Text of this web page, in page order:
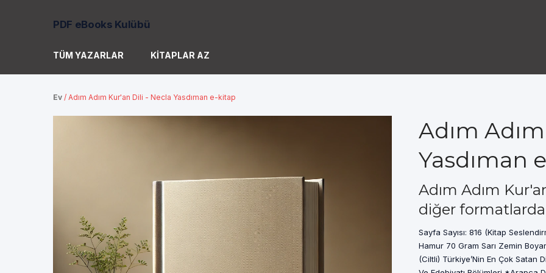
PDF eBooks Kulübü
TÜM YAZARLAR KITAPLAR AZ
Ev / Adım Adım Kur'an Dili - Necla Yasdıman e-kitap
Adım
Yasdıman
Adım Adım
diğer
Sayfa Sayısı: 816 (Kitap Seslendirme Cd'Si Yanında Hediye Gelmektedir. ) Kağıt Tipi: 1. Hamur 70 Gram Sarı Zemin Boyama Cilt Tipi: Lüks Mukava Üzerine Sıvama Kapak Dikişli (Ciltli) Türkiye’Nin En Çok Satan Dil Kitabı *İlahiyat Fakülteleri *İmam Hatip Liseleri *Arap Dili Ve Edebiyatı Bölümleri *Arapça Dil Kursları *Ev Grupları Ve Kendi Kendine Arapça Öğrenmek İsteyenler İçin Önemli Kaynak Arapça’Yı Adım Adım Sıfırdan Ele Alıp En İleri Gramer Kaidelerini De İçeren Bu Eser, Bol Cümle Örnekleriyle Konuların Tamamen Kavranmasını Sağlar. Ayrıca 130’E Yakın Ayet-İ Kerimeyi Tahlil Eder. Böylece, Kendi Kendinize Kur’An’In Manasını Ve Hadisleri Anlayabilirsiniz. Arapça Telafuzunuzu Düzeltebilirsiniz, Arapça Konuşan İnsanlarla Konuşabilirsiniz, Arapça Kitap Ve Dergileri Okuyabilirsiniz, Televizyon Radyo Konuşmalarını Anlayacak Hale Gelebilirsiniz. Yrd. Doç. Dr. Necla Yasdıman Hoca Tarafından Hazırlanan Bu Eser De Aynı Zamanda İnteraktif Ortamda Kitap, Cd Şeklinde De Sunulmaktadır. (Birinci Baskıya) Önsöz İngilizce, Almanca, Fransızca Gibi Çeşitli Dilerin, Çaba Gösterildiği Takdirde, Yeterince Öğrenilebildiği Günümüzde Aynı İlgiyi Dünya Ve Ahiret Sadetinin İmkanlarını Önümüze Seren Kur’Ân’I Anlamaya Vesile Olacak Bir Dile, Yâni Arapça’Ya Göstermemek Doğrusu Büyük Bir Eksiklik… İnsanımızın Bir Kısmı Kutsal Metnimizin Dilini Öğrenmenin Mümkün Olmadığını Düşünerek Çalışmaya Niyet Etmiyor. Oysaki, Bizim Elinizde Bulunan Bu Kitabın Hazırlanmasına Kadar Yaptığımız Eğitim Sürecindeki Tecrübelerimiz Derslerimize Katılanlara Bu İşin Hiç De Sanıldığı Kadar Zor Olmadığını Göstermiştir. Tecrübelerimizin Işığında Hazırladığımız Bu Kitapta Gramer-Tercüme Metodunu Esas Aldık. Anlaşılması Zor Olan Konular, Konu Bütünlüğü Takip Edilmeksizin Bol Örneklerle Açıklanmış Ve Ayrıca Alıştırmalarla Da Bilgilerin Pekiştirilmesi Sağlanmaya Çalışılmıştır. Arapça Gramer Kitaplarında Genelikle Konu Bütünlüğünü Sağlama Düşüncesiyle Zamanından Önce Gramer Kuraları Verilmemiş Metinler Sunulmakta, Bu İse Arapça’Da Belirli Bir Seviyesi Olan Okuyucuya Hitap Etmektedir. Diğer Taraftan, Takip Edilen Bu Metod Arapça’Ya Yeni Başlayanları Umutsuzluğa Sürüklemekte, Çoğunlukla Da Arapça Öğrenmekten Vazgeçme Noktasına Getirmektedir. Biz Bu Eserimizde, Daha İyi Anlaşılması Bakımından, Bol Tercümeli Örnekler Ve Alıştırmalarla Konuları İşledik. Aynı Zamanda Konuşma Ve Konuşturma Metodunu Da İhmal Etmedik. Arapça’Da Okunan Metni Doğru Harekeleme Metnin Tercümesi İçin Ne Kadar Gerekliyse, Konuşma Ve Söyleneni Anlama Da O Kadar Gereklidir. Bol Pratik Yapmak Ve Kulak Alışkanlığı Kazanmak İçin Arapça Yayın Yapan Radyo Ve Televizyon Kanalarının Anlaşılmasa Bile İzlenmesi Önemlidir. Bu Şekilde, Küçük Çocukların Konuşmayı Dinleyerek Öğrenmesi Gibi Meraklılar Da, Gayretlerine Göre, Bir Veya İki Sene İçinde Kendilerine Yetecek Kadar Arapça’Yı Öğrenebileceklerdir. Aynı Tecrübelerden Geçen Biri Olarak Bu Kitabı Hazırlamaktaki Amacımız, Okuyucuların Kur’Ân-I Kerîm’İ Aslından Okuyup Anlamalarının Hazını Duymalarında, Bir Nebze De Olsa, Yardımcı Olmaktır. Aynı Zamanda Bu Kitap Arapça Konuşmak İsteyenlerin İlk Adımı Atmalarını Da Sağlayacaktır. Alah’In Kelâmı İki Kapak Arasındadır. Bu Kelâmın Kelimelerinin Anlamlarını Ve Gramer Kuralarını Öğrenmek İmkansız Değildir. Üstelik Böyle Bir Çaba En Zevkli Ve En Büyük İbâdetlerden Birisidir. Çünkü İbadetlere Götüren Yol Da İbâdetir… Unutmayalım Ki, Ameler Niyetlere Göredir. Bu Kitap Nasıl Çalışılacak? Okuyucu, Kitapta Her Konuda Tercümesi Verilmiş Cümle Örneklerinin Arapça’Sına Bakarak Türkçe’Sini, Türkçe’Sine Bakarak Arapça’Sını Söyleyecek Hale Geldiği Zaman, O Konuyu Anlamış Demektir. Hedefi Böylece Belirledikten Sonra, Bu Seviyeye Gelmek İçin Yapılacak İşlem, Konuların Ve Kelimelerin Bol Bol Tekrar Edilmesidir. Bunun İçin, Konuda Geçen Her Kelimenin Okuyucu